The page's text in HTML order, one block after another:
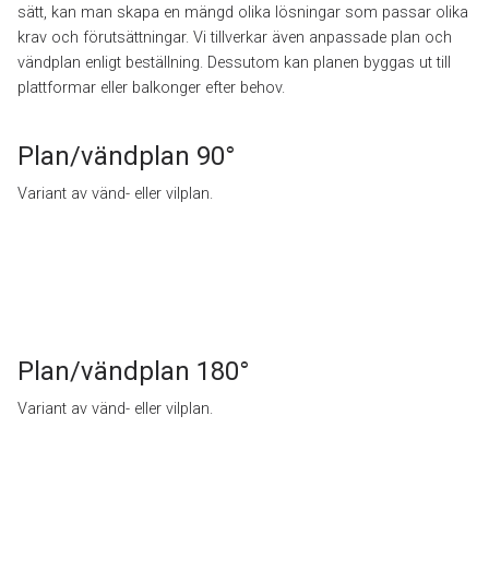
sätt, kan man skapa en mängd olika lösningar som passar olika
krav och förutsättningar. Vi tillverkar även anpassade plan och
vändplan enligt beställning. Dessutom kan planen byggas ut till
plattformar eller balkonger efter behov.
Plan/vändplan 90°
Variant av vänd- eller vilplan.
Plan/vändplan 180°
Variant av vänd- eller vilplan.